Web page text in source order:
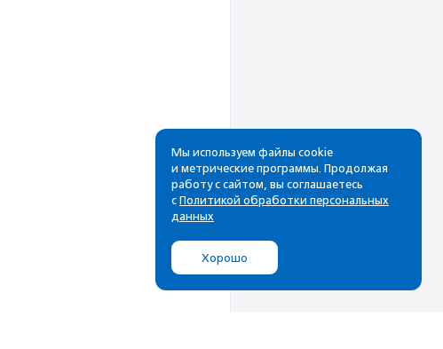
Мы используем файлы cookie
и метрические программы. Продолжая
работу с сайтом, вы соглашаетесь
с Политикой обработки персональных
данных
Хорошо